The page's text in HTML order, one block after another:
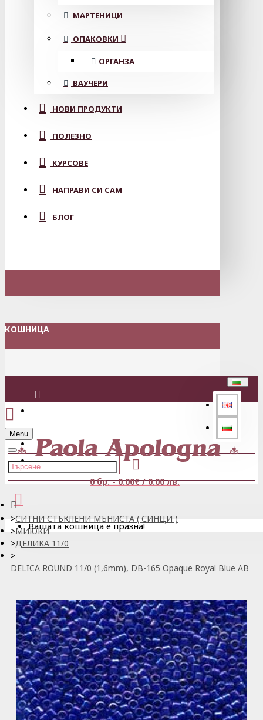
МАРТЕНИЦИ
ОПАКОВКИ
ОРГАНЗА
ВАУЧЕРИ
НОВИ ПРОДУКТИ
ПОЛЕЗНО
КУРСОВЕ
НАПРАВИ СИ САМ
БЛОГ
КОШНИЦА
Регистрация
Menu
0 бр. - 0.00€ / 0.00 лв.
Вашата кошница е празна!
СИТНИ СТЪКЛЕНИ МЪНИСТА ( СИНЦИ )
МИЮКИ
ДЕЛИКА 11/0
DELICA ROUND 11/0 (1,6mm), DB-165 Opaque Royal Blue AB